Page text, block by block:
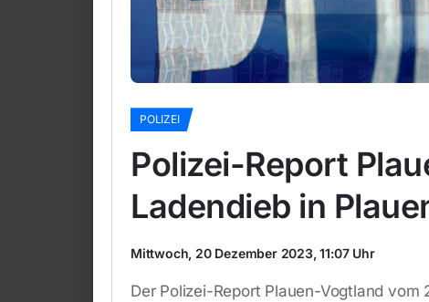
POLIZEI
Polizei-Report
Ladendieb in
Mittwoch, 20 Dezember 2023, 11:07 Uhr
Der Polizei-Report Plauen-Vogtland vom